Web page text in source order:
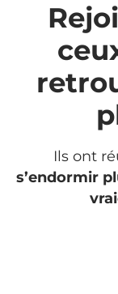
Ils ont
s’endormir